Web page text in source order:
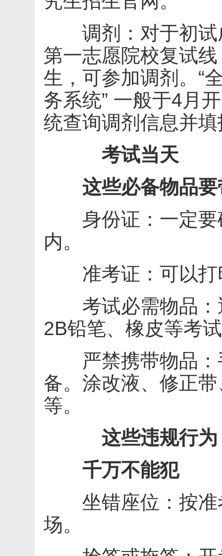
调剂：对于初试
第一志愿院校复试
生，可参加调剂。“
务系统” 一般于4月
统查询调剂信息并
考试当天
这些必备物品
身份证：一定要
内。
准考证：可以打
考试必需物品：
2B铅笔、橡皮等考
严禁携带物品：
备。涂改液、修正
等。
这些违规行为
千万不能犯
坐错座位：按准
场。